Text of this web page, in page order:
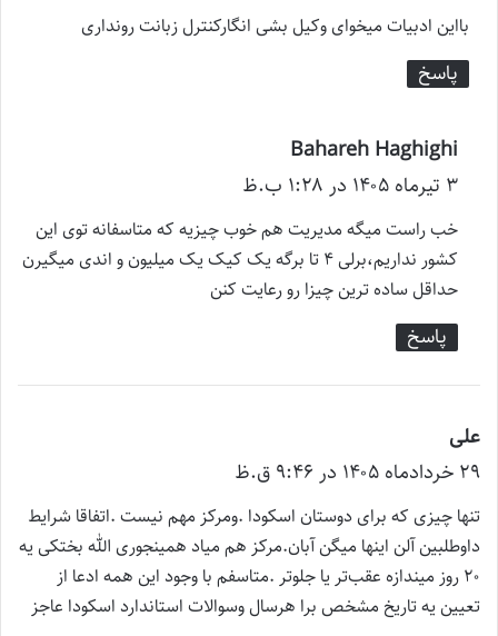
ت
:
بااین ادبیات میخوای وکیل بشی انگارکنترل زبانت رونداری
پاسخ
Bahareh Haghighi
ف
ت
:
۳ تیر‌ماه ۱۴۰۵ در ۱:۲۸ ب.ظ
خب راست میگه مدیریت هم خوب چیزیه که متاسفانه توی این
کشور نداریم،برلی ۴ تا برگه یک کیک یک میلیون و اندی میگیرن
حداقل ساده ترین چیزا رو رعایت کنن
پاسخ
علی
ف
ت
:
۲۹ خرداد‌ماه ۱۴۰۵ در ۹:۴۶ ق.ظ
تنها چیزی که برای دوستان اسکودا .ومرکز مهم نیست .اتفاقا شرایط
داوطلبین آلن اینها میگن آبان.مرکز هم میاد همینجوری الله بختکی یه
۲۰ روز میندازه عقب‌تر یا جلوتر .متاسفم با وجود این همه ادعا از
تعیین یه تاريخ مشخص برا هرسال وسوالات استاندارد اسکودا عاجز